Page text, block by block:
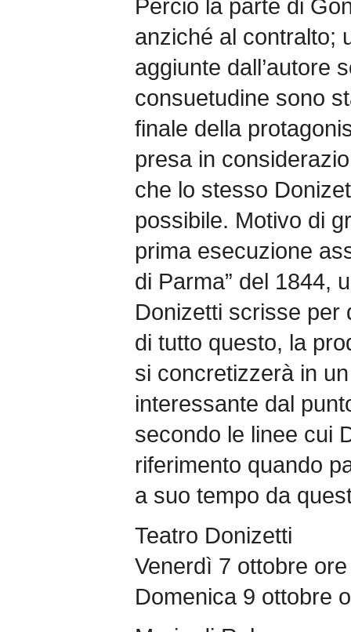
Perciò la parte di
anziché al contralto;
aggiunte dall’autore
consuetudine sono
finale della
presa in
che lo stesso
possibile. Motivo di
prima esecuzione
di Parma” del 1844,
Donizetti scrisse per
di tutto questo, la
si concretizzerà in
interessante dal
secondo le linee cui
riferimento quando
a suo tempo da
Teatro Donizetti
Venerdì 7 ottobre
Domenica 9 ottobre